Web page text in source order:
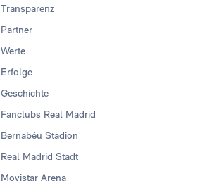
Transparenz
Partner
Werte
Erfolge
Geschichte
Fanclubs Real Madrid
Bernabéu Stadion
Real Madrid Stadt
Movistar Arena